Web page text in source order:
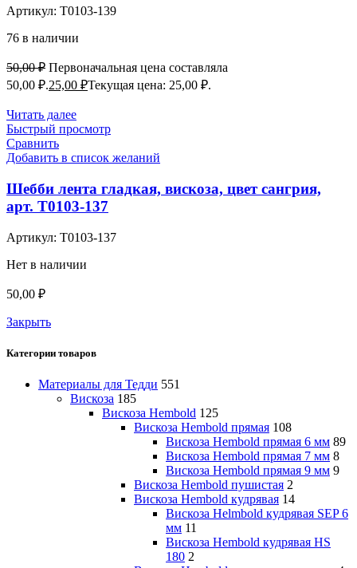
Артикул: Т0103-139
76 в наличии
50,00₽ Первоначальная цена составляла
50,00 ₽.25,00 ₽Текущая цена: 25,00 ₽.
Читать далее
Быстрый просмотр
Сравнить
Добавить в список желаний
Шебби лента гладкая, вискоза, цвет сангрия,
арт. Т0103-137
Артикул: Т0103-137
Нет в наличии
50,00 ₽
Закрыть
Категории товаров
Материалы для Тедди 551
Вискоза 185
Вискоза Hembold 125
Вискоза Hembold прямая 108
Вискоза Hembold прямая 6 мм 89
Вискоза Hembold прямая 7 мм 8
Вискоза Hembold прямая 9 мм 9
Вискоза Hembold пушистая 2
Вискоза Hembold кудрявая 14
Вискоза Helmbold кудрявая SEP 6
мм 11
Вискоза Hembold кудрявая HS
180 2